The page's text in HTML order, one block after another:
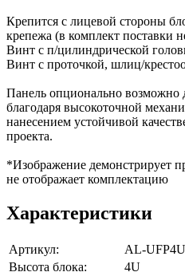
Крепится с лицевой стороны
крепежа (в комплект поставки
Винт с п/цилиндрической
Винт с проточкой, шлиц/
Панель опционально возможно
благодаря высокоточной
нанесением устойчивой
проекта.
*Изображение демонстрирует
не отображает комплектацию
Характеристики
Артикул:
AL-
Высота блока:
4U